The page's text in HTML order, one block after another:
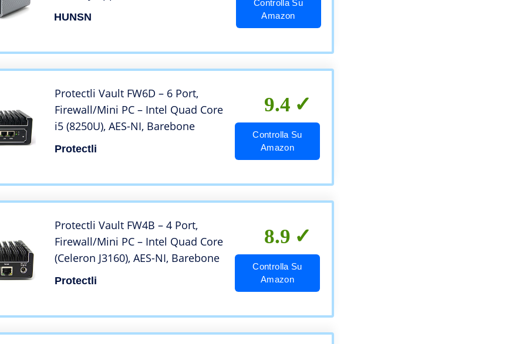
Intel Core I5 8250U, RS36, AES-
HUNSN
Controlla Su
Amazon
Protectli Vault FW6D – 6 Port,
Firewall/Mini PC – Intel Quad Core
i5 (8250U), AES-NI, Barebone
Protectli
9.4
Controlla Su
Amazon
Protectli Vault FW4B – 4 Port,
Firewall/Mini PC – Intel Quad Core
(Celeron J3160), AES-NI, Barebone
Protectli
8.9
Controlla Su
Amazon